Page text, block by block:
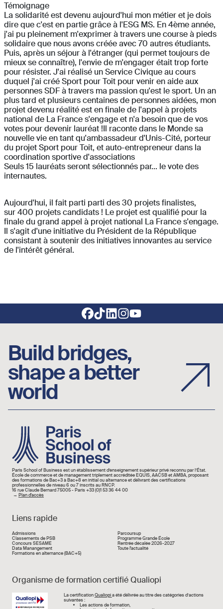
Témoignage
La solidarité est devenu aujourd'hui mon métier et je dois
dire que c'est en partie grâce à l'ESG MS. En 4ème année,
j'ai pu pleinement m'exprimer à travers une course à pieds
solidaire que nous avons créée avec 70 autres étudiants.
Puis, après un séjour à l'étranger (qui permet toujours de
mieux se connaître), l'envie de m'engager était trop forte
pour résister. J'ai réalisé un Service Civique au cours
duquel j'ai créé Sport pour Toit pour venir en aide aux
personnes SDF à travers ma passion qu'est le sport. Un an
plus tard et plusieurs centaines de personnes aidées, mon
projet devenu réalité est en finale de l'appel à projets
national de La France s'engage et n'a besoin que de vos
votes pour devenir lauréat !Il raconte dans le Monde sa
nouvelle vie en tant qu'ambassadeur d'Unis-Cité, porteur
du projet Sport pour Toit, et auto-entrepreneur dans la
coordination sportive d'associations
Seuls 15 lauréats seront sélectionnés par... le vote des
internautes.
Aujourd'hui, il fait parti parti des 30 projets finalistes,
sur 400 projets candidats ! Le projet est qualifié pour la
finale du grand appel à projet national La France s'engage.
Il s'agit d'une initiative du Président de la République
consistant à soutenir des initiatives innovantes au service
de l'intérêt général.
Footer social links
Build bridges,
shape a better
world
Image
Paris School of Business est un établissement d’enseignement supérieur privé reconnu par l’État.
École de commerce et de management triplement accréditée EQUIS, AACSB et AMBA, proposant
des formations de Bac+3 à Bac+8 en initial ou alternance et délivrant des certifications
professionnelles de niveau 6 ou 7 inscrits au RNCP.
16 rue Claude Bernard 75005 - Paris +33 (0)1 53 36 44 00
→ Plan d'accès
Liens rapide
Liens rapide
Admissions
Classements de PSB
Concours SESAME
Data Manangement
Formations en alternance (BAC+5)
Parcoursup
Programme Grande École
Rentrée décalée 2026-2027
Toute l'actualité
Organisme de formation certifié Qualiopi
Image La certificationQualiopia été délivrée au titre des catégories d’actions
suivantes :
Les actions de formation,